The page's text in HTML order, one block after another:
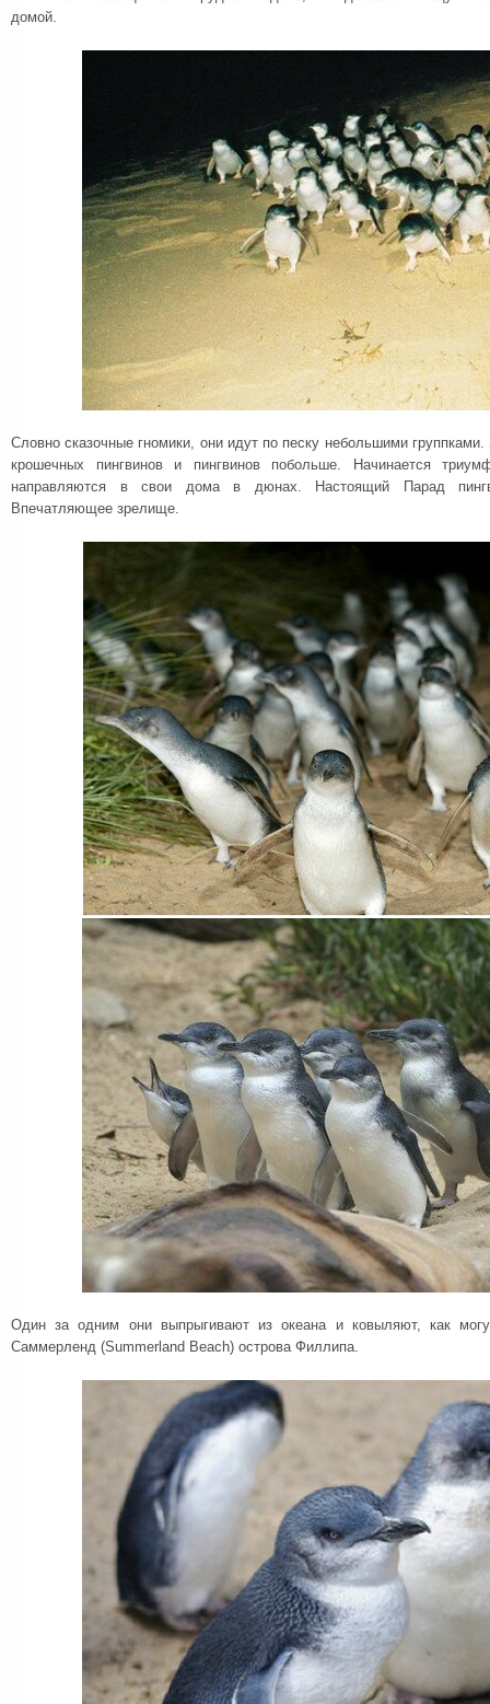
домой.
Словно сказочные гномики, они идут по песку небольшими
крошечных пингвинов и пингвинов побольше. Начинается
направляются в свои дома в дюнах. Настоящий Парад
Впечатляющее зрелище.
Один за одним они выпрыгивают из океана и ковыляют, как
Саммерленд (Summerland Beach) острова Филлипа.